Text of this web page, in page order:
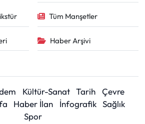
Tüm Manşetler
Haber Arşivi
Kültür-Sanat Tarih
Çevre
Haber İlan İnfografik Sağlık
Spor